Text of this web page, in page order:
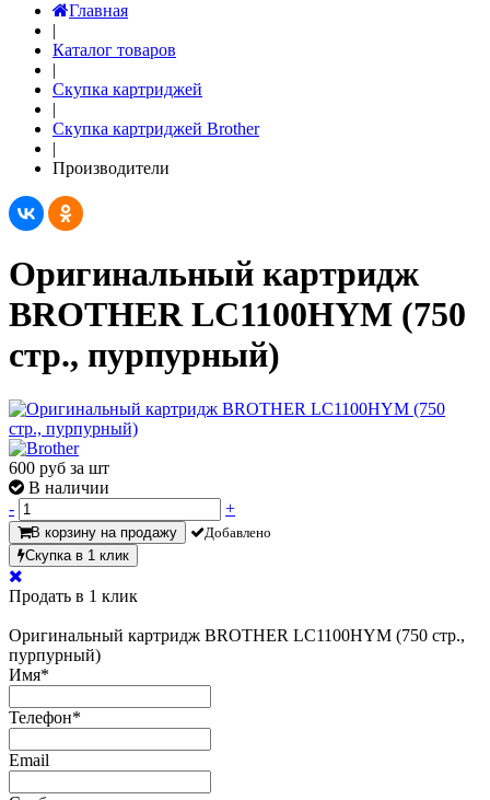
Главная
|
Каталог товаров
|
Скупка картриджей
|
Скупка картриджей Brother
|
Производители
Оригинальный картридж
BROTHER LC1100HYM (750
стр., пурпурный)
600 руб за шт
В наличии
-
+
В корзину на продажу
Добавлено
Скупка в 1 клик
Продать в 1 клик
Оригинальный картридж BROTHER LC1100HYM (750 стр.,
пурпурный)
Имя*
Телефон*
Email